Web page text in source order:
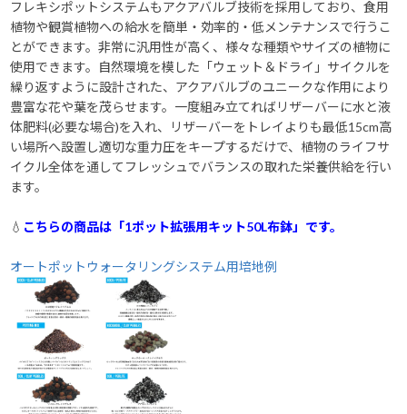
フレキシポットシステムもアクアバルブ技術を採用しており、食用
植物や観賞植物への給水を簡単・効率的・低メンテナンスで行うこ
とができます。非常に汎用性が高く、様々な種類やサイズの植物に
使用できます。自然環境を模した「ウェット＆ドライ」サイクルを
繰り返すように設計された、アクアバルブのユニークな作用により
豊富な花や葉を茂らせます。一度組み立てればリザーバーに水と液
体肥料(必要な場合)を入れ、リザーバーをトレイよりも最低15cm高
い場所へ設置し適切な重力圧をキープするだけで、植物のライフサ
イクル全体を通してフレッシュでバランスの取れた栄養供給を行い
ます。
💧 こちらの商品は「1ポット拡張用キット50L布鉢」です。
オートポットウォータリングシステム用培地例